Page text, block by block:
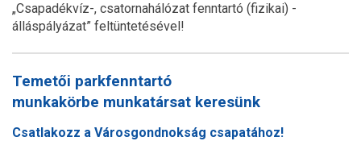
„Csapadékvíz-, csatornahálózat fenntartó (fizikai) -
álláspályázat” feltüntetésével!
Temetői parkfenntartó
munkakörbe munkatársat keresünk
Csatlakozz a Városgondnokság csapatához!